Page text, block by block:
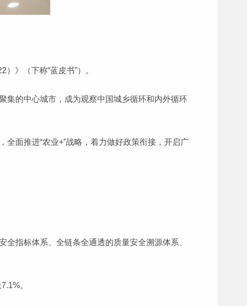
》（下称“蓝皮书”）。
集的中心城市，成为观察中国城乡循环和内外循环
面推进“农业+”战略，着力做好政策衔接，开启广
指标体系、全链条全通透的质量安全溯源体系、
。